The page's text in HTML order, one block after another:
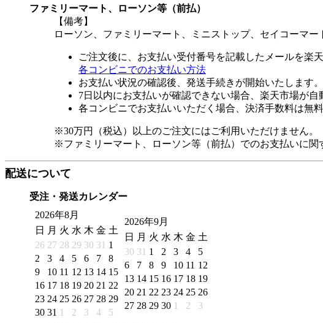
ファミリーマート、ローソン等（前払）
【備考】
ローソン、ファミリーマート、ミニストップ、セイコーマー
ご注文後に、お支払い受付番号を記載したメールを楽
各コンビニでのお支払い方法
お支払い状況の確認後、発送手続きが開始いたします
7日以内にお支払いが確認できない場合、楽天市場が自
各コンビニでお支払いいただく場合、決済手数料は無料
※30万円（税込）以上のご注文にはご利用いただけません。
※ファミリーマート、ローソン等（前払）でのお支払いに関
配送について
受注・発送カレンダー
2026年8月
日
月 火 水 木 金 土
26 27 28 29 30 31 1
2
3 4 5 6 7
8
9
10 11 12 13 14 15
16 17 18 19 20 21 22
23 24 25 26 27 28 29
30 31 1 2 3 4 5
2026年9月
日
月 火 水 木 金 土
30 31 1 2 3 4
5
6
7 8 9 10 11 12
13 14 15 16 17 18 19
20 21 22 23 24 25 26
27 28 29 30 1 2 3